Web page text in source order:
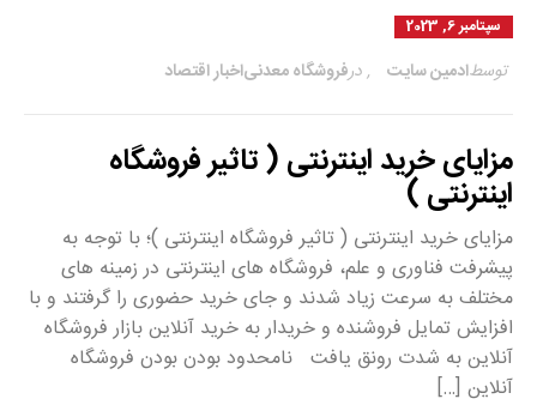
سپتامبر 6, 2023
ادمین سایتتوسط اخبار اقتصاد , فروشگاه معدنیدر
مزایای خرید اینترنتی ( تاثیر فروشگاه
اینترنتی )
مزایای خرید اینترنتی ( تاثیر فروشگاه اینترنتی )؛ با توجه به
پیشرفت فناوری و علم، فروشگاه های اینترنتی در زمینه های
مختلف به سرعت زیاد شدند و جای خرید حضوری را گرفتند و با
افزایش تمایل فروشنده و خریدار به خرید آنلاین بازار فروشگاه
آنلاین به شدت رونق یافت نامحدود بودن بودن فروشگاه
آنلاین […]